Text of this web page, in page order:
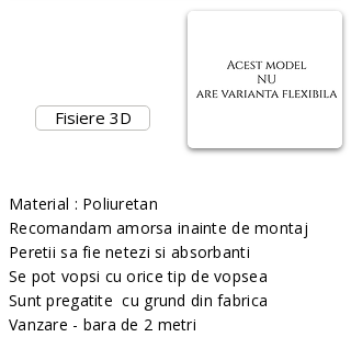
Fisiere 3D
Material : Poliuretan
Recomandam amorsa inainte de montaj
Peretii sa fie netezi si absorbanti
Se pot vopsi cu orice tip de vopsea
Sunt pregatite cu grund din fabrica
Vanzare - bara de 2 metri